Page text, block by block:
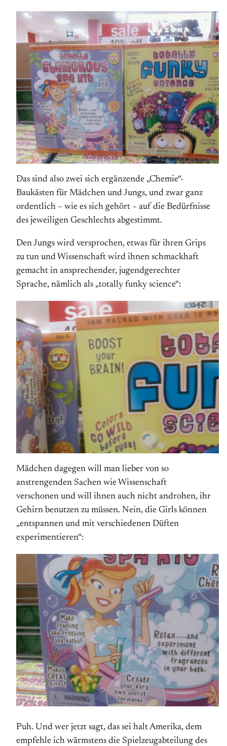
Das sind also zwei sich ergänzende „Chemie“-
Baukästen für Mädchen und Jungs, und zwar ganz
ordentlich – wie es sich gehört – auf die Bedürfnisse
des jeweiligen Geschlechts abgestimmt.
Den Jungs wird versprochen, etwas für ihren Grips
zu tun und Wissenschaft wird ihnen schmackhaft
gemacht in ansprechender, jugendgerechter
Sprache, nämlich als „totally funky science“:
Mädchen dagegen will man lieber von so
anstrengenden Sachen wie Wissenschaft
verschonen und will ihnen auch nicht androhen, ihr
Gehirn benutzen zu müssen. Nein, die Girls können
„entspannen und mit verschiedenen Düften
experimentieren“:
Puh. Und wer jetzt sagt, das sei halt Amerika, dem
empfehle ich wärmstens die Spielzeugabteilung des